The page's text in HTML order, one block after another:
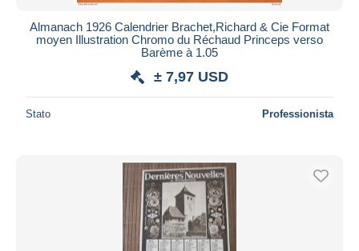
Almanach 1926 Calendrier Brachet,Richard & Cie Format
moyen Illustration Chromo du Réchaud Princeps verso
Barème à 1.05
± 7,97 USD
Stato Professionista